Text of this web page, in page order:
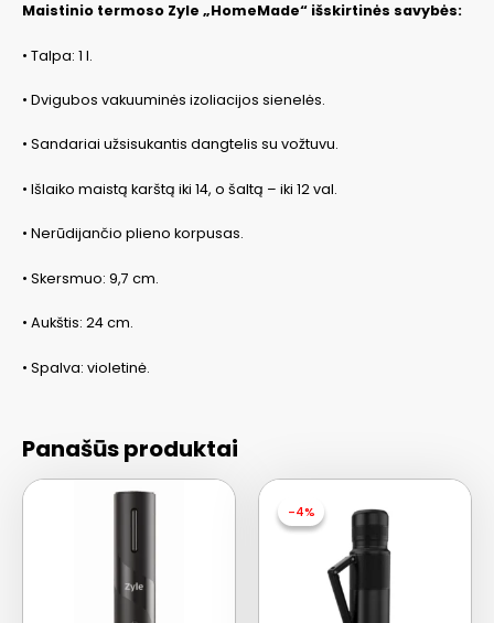
Maistinio termoso Zyle „HomeMade“ išskirtinės savybės:
• Talpa: 1 l.
• Dvigubos vakuuminės izoliacijos sienelės.
• Sandariai užsisukantis dangtelis su vožtuvu.
• Išlaiko maistą karštą iki 14, o šaltą – iki 12 val.
• Nerūdijančio plieno korpusas.
• Skersmuo: 9,7 cm.
• Aukštis: 24 cm.
• Spalva: violetinė.
Panašūs produktai
-4%
-4%